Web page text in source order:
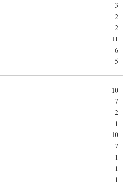
3
2
2
11
6
5
10
7
2
1
10
7
1
1
1